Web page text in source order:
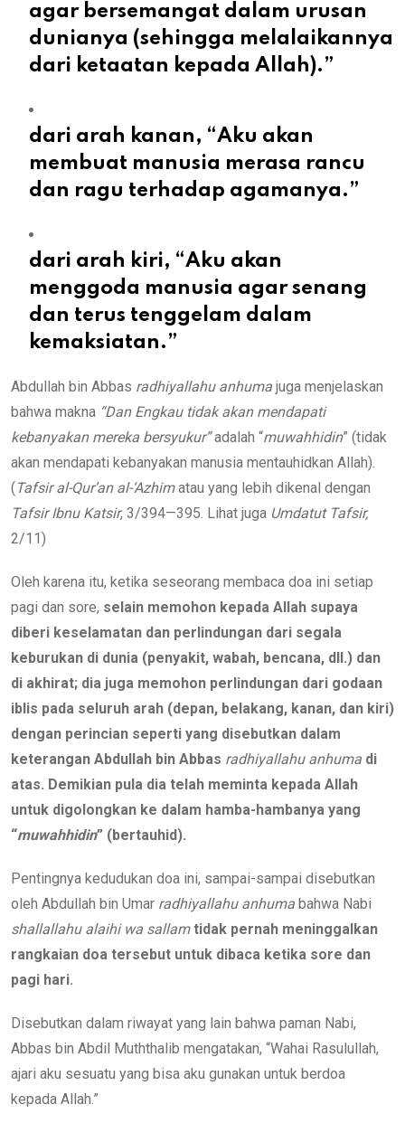
agar bersemangat dalam urusan
dunianya (sehingga melalaikannya
dari ketaatan kepada Allah).”
dari arah kanan, “Aku akan
membuat manusia merasa rancu
dan ragu terhadap agamanya.”
dari arah kiri, “Aku akan
menggoda manusia agar senang
dan terus tenggelam dalam
kemaksiatan.”
Abdullah bin Abbas radhiyallahu anhuma juga menjelaskan
bahwa makna “Dan Engkau tidak akan mendapati
kebanyakan mereka bersyukur”adalah “muwahhidin” (tidak
akan mendapati kebanyakan manusia mentauhidkan Allah).
( Tafsir al-Qur’an al-‘Azhimatau yang lebih dikenal dengan
Tafsir Ibnu Katsir, 3/394—395. Lihat juga Umdatut Tafsir,
2/11)
Oleh karena itu, ketika seseorang membaca doa ini setiap
pagi dan sore, selain memohon kepada Allah supaya
diberi keselamatan dan perlindungan dari segala
keburukan di dunia (penyakit, wabah, bencana, dll.) dan
di akhirat; dia juga memohon perlindungan dari godaan
iblis pada seluruh arah (depan, belakang, kanan, dan kiri)
dengan perincian seperti yang disebutkan dalam
keterangan Abdullah bin Abbas radhiyallahu anhuma di
atas. Demikian pula dia telah meminta kepada Allah
untuk digolongkan ke dalam hamba-hambanya yang
“muwahhidin” (bertauhid).
Pentingnya kedudukan doa ini, sampai-sampai disebutkan
oleh Abdullah bin Umar radhiyallahu anhuma bahwa Nabi
shallallahu alaihi wa sallam tidak pernah meninggalkan
rangkaian doa tersebut untuk dibaca ketika sore dan
pagi hari.
Disebutkan dalam riwayat yang lain bahwa paman Nabi,
Abbas bin Abdil Muththalib mengatakan, “Wahai Rasulullah,
ajari aku sesuatu yang bisa aku gunakan untuk berdoa
kepada Allah.”